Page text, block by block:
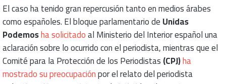
El caso ha tenido gran repercusión tanto en medios árabes
como españoles. El bloque parlamentario deUnidas
Podemosha solicitadoal Ministerio del Interior español una
aclaración sobre lo ocurrido con el periodista, mientras que el
Comité para la Protección de los Periodistas(CPJ)ha
mostrado su preocupaciónpor el relato del periodista